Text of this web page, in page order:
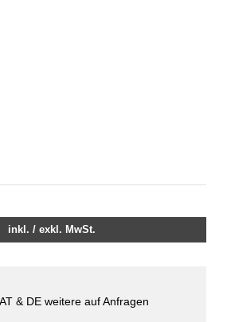
inkl. / exkl. MwSt.
& DE weitere auf Anfragen